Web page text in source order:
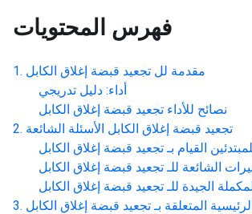
فهرس المحتويات
مقدمة لل تجعيد قبضة إغلاق الكابل
أداء: دليل تدريجي
نصائح للأداء تجعيد قبضة إغلاق الكابل
تجعيد قبضة إغلاق الكابل الأسئلة الشائعة
القيام بـ تجعيد قبضة إغلاق الكابل
الشائعة للـ تجعيد قبضة إغلاق الكابل
الجيدة للـ تجعيد قبضة إغلاق الكابل
المتعلقة بـ تجعيد قبضة إغلاق الكابل